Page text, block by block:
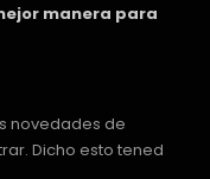
manera para
novedades de
Dicho esto tened